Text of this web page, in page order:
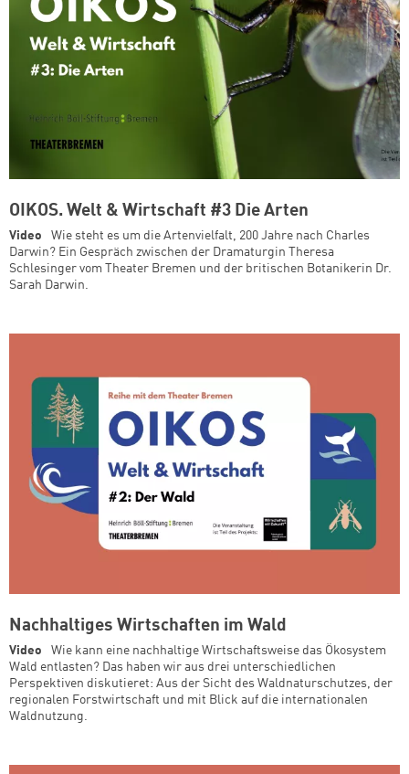
OIKOS. Welt & Wirtschaft #3 Die Arten
Video
Wie steht es um die Artenvielfalt, 200 Jahre nach Charles
Darwin? Ein Gespräch zwischen der Dramaturgin Theresa
Schlesinger vom Theater Bremen und der britischen Botanikerin Dr.
Sarah Darwin.
Nachhaltiges Wirtschaften im Wald
Video
Wie kann eine nachhaltige Wirtschaftsweise das Ökosystem
Wald entlasten? Das haben wir aus drei unterschiedlichen
Perspektiven diskutieret: Aus der Sicht des Waldnaturschutzes, der
regionalen Forstwirtschaft und mit Blick auf die internationalen
Waldnutzung.